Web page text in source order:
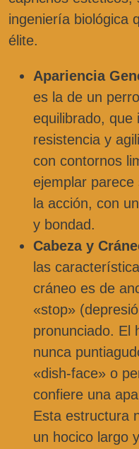
ingeniería biológica
élite.
Apariencia
es la de un
equilibrado, que
resistencia y
con contornos
ejemplar
la acción, con
y bondad.
Cabeza y
las
cráneo es de
«stop»
pronunciado. El
nunca
«dish-face» o
confiere una
Esta estructura
un hocico largo